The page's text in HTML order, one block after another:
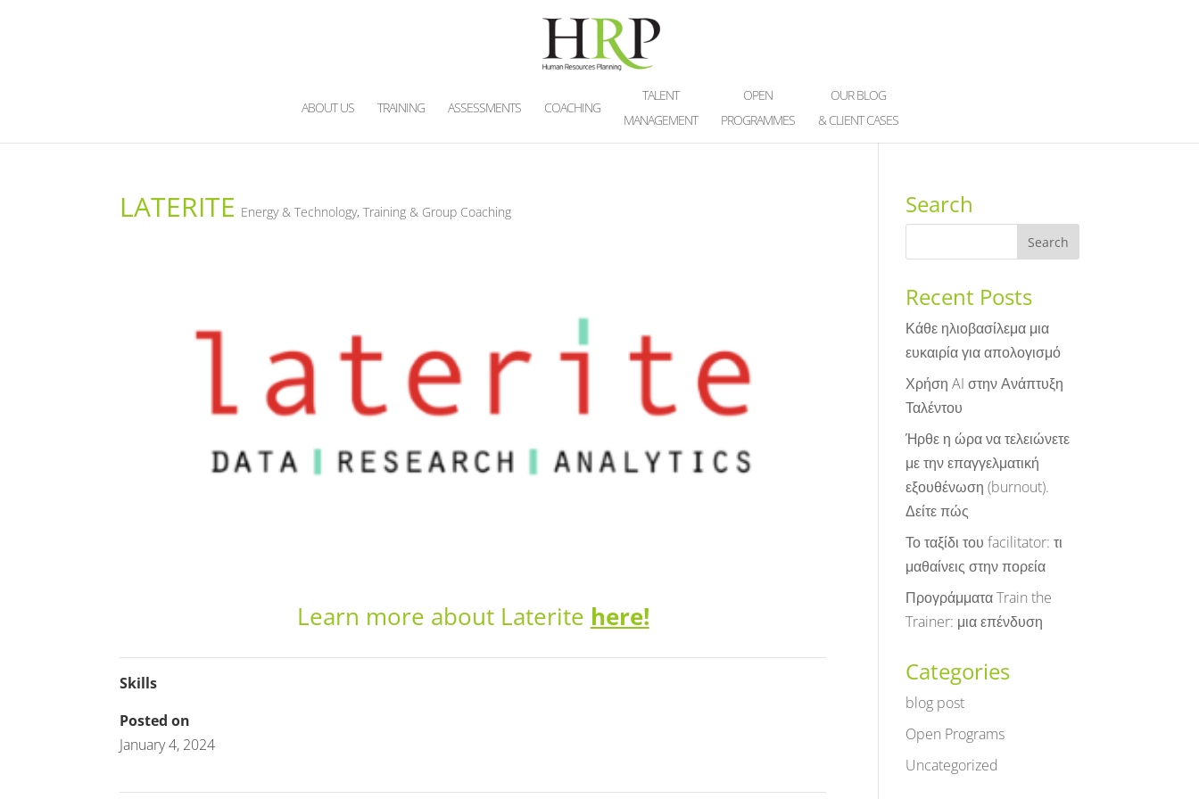
ABOUT US TRAINING ASSESSMENTS COACHING
TALENT
MANAGEMENT
OPEN
PROGRAMMES
OUR BLOG
& CLIENT CASES
LATERITE Energy & Technology,Training & Group Coaching
Learn more about Laterite here!
Skills
Posted on
January 4, 2024
Search
Recent Posts
Κάθε ηλιοβασίλεμα μια
ευκαιρία για απολογισμό
Χρήση AI στην Ανάπτυξη
Ταλέντου
Ήρθε η ώρα να τελειώνετε
με την επαγγελματική
εξουθένωση (burnout).
Δείτε πώς
Το ταξίδι του facilitator: τι
μαθαίνεις στην πορεία
Προγράμματα Train the
Trainer: μια επένδυση
Categories
blog post
Open Programs
Uncategorized